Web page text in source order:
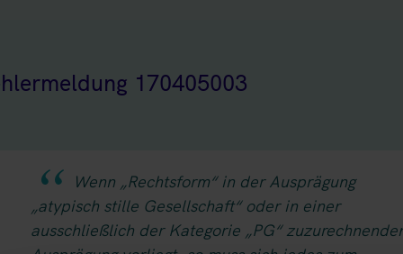
170405003
Wenn „Rechtsform“ in der Ausprägung
„atypisch stille Gesellschaft“ oder in einer
ausschließlich der Kategorie „PG“